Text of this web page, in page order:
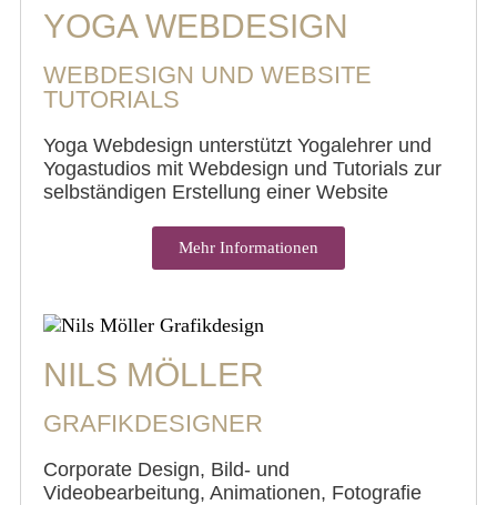
YOGA WEBDESIGN
WEBDESIGN UND WEBSITE
TUTORIALS
Yoga Webdesign unterstützt Yogalehrer und
Yogastudios mit Webdesign und Tutorials zur
selbständigen Erstellung einer Website
Mehr Informationen
NILS MÖLLER
GRAFIKDESIGNER
Corporate Design, Bild- und
Videobearbeitung, Animationen, Fotografie